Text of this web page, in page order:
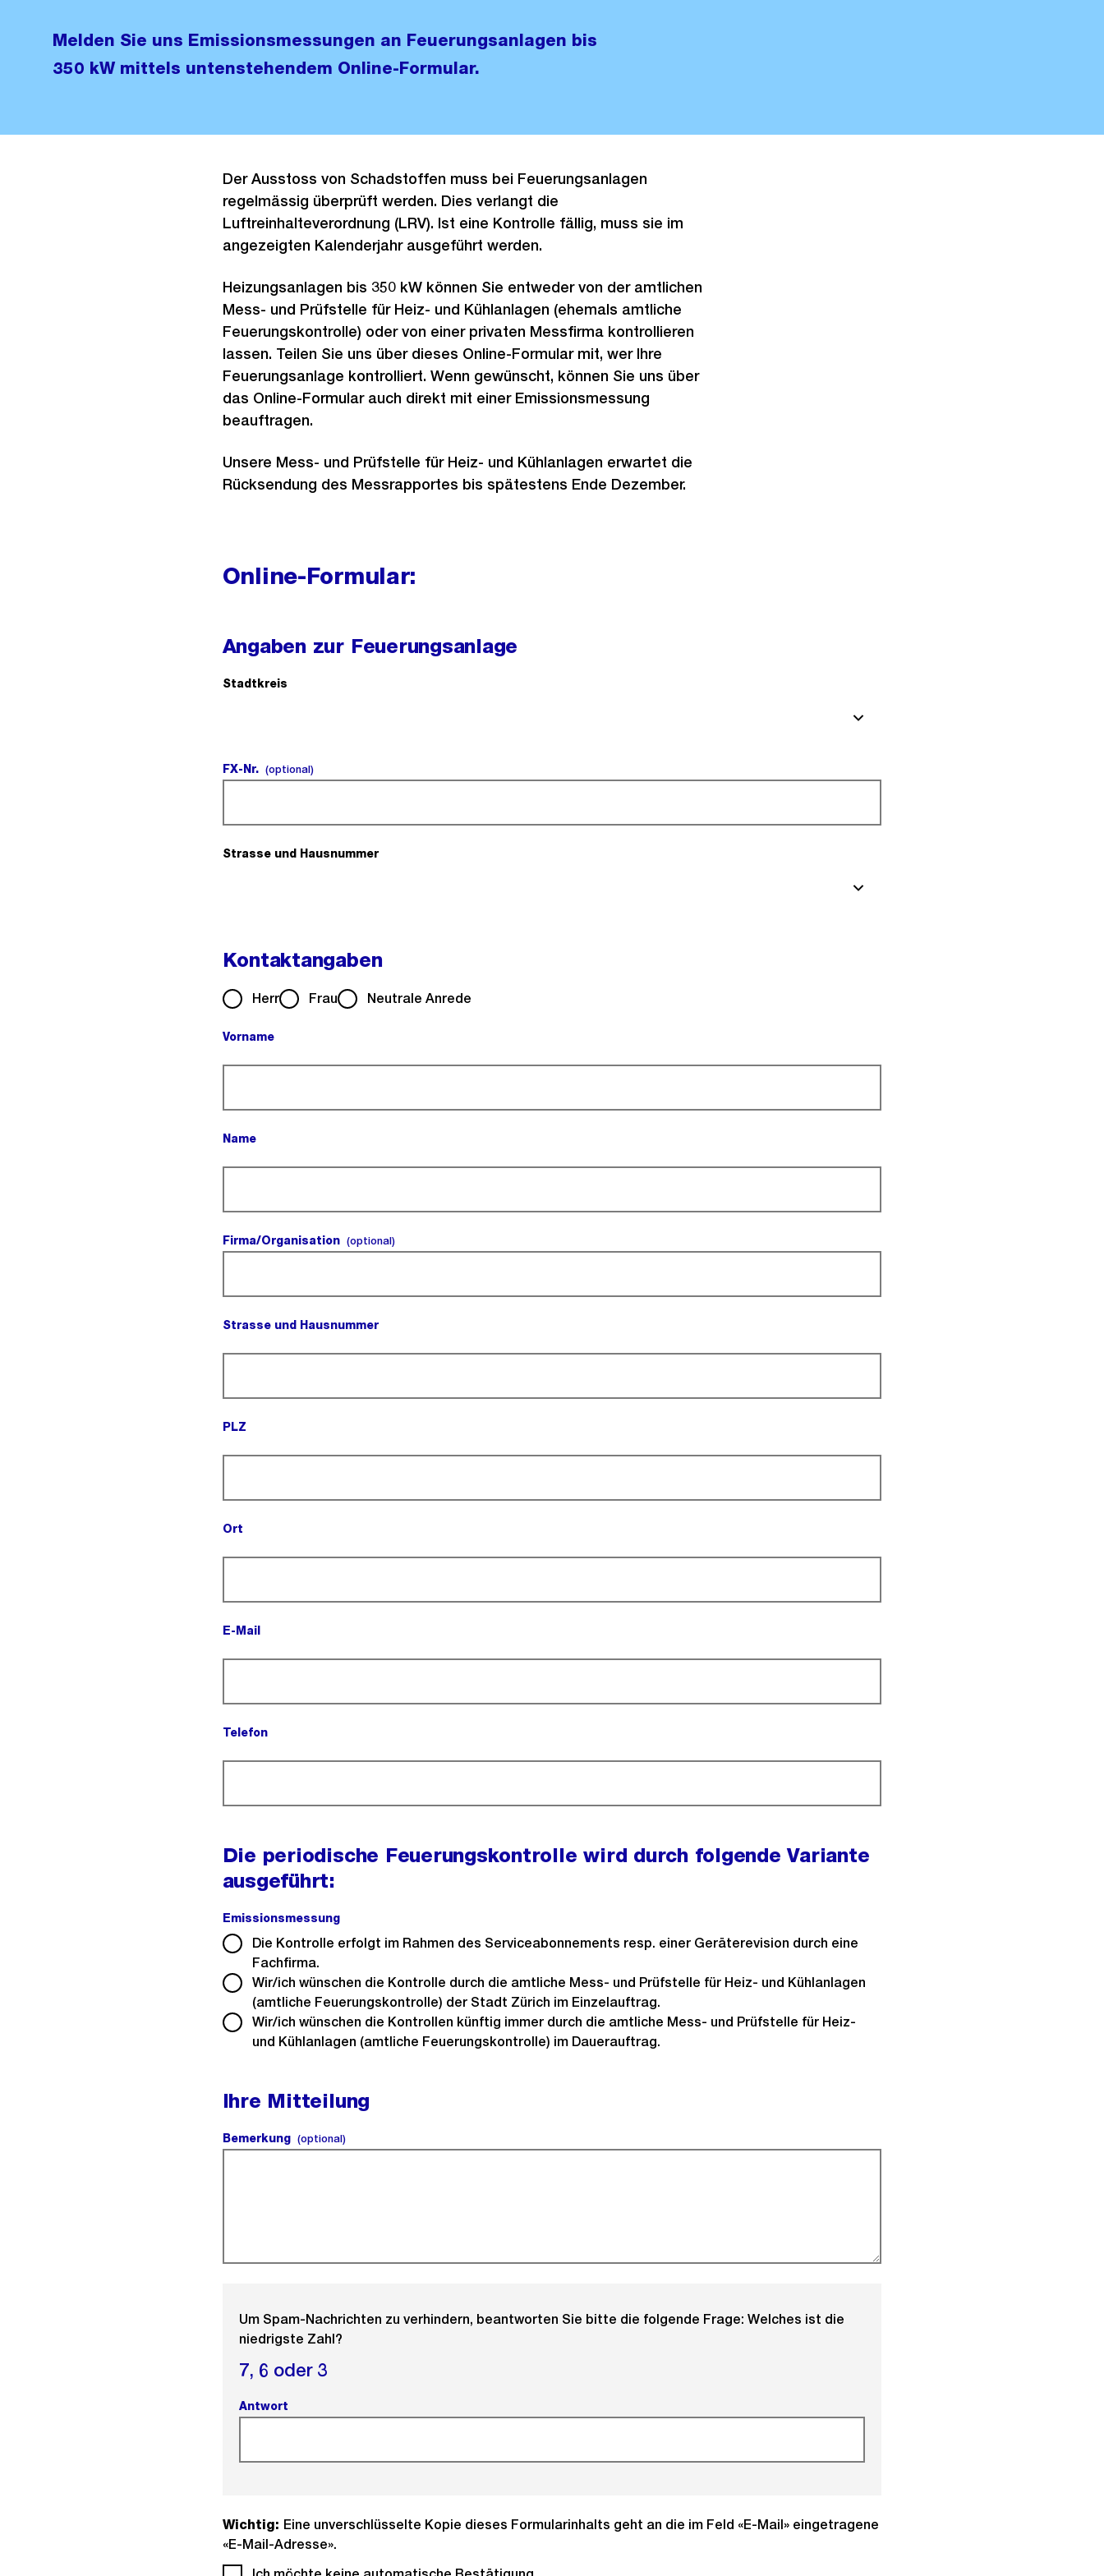
Melden Sie uns Emissionsmessungen an Feuerungsanlagen bis
350 kW mittels untenstehendem Online-Formular.
Der Ausstoss von Schadstoffen muss bei Feuerungsanlagen
regelmässig überprüft werden. Dies verlangt die
Luftreinhalteverordnung (LRV). Ist eine Kontrolle fällig, muss sie im
angezeigten Kalenderjahr ausgeführt werden.
Heizungsanlagen bis 350 kW können Sie entweder von der amtlichen
Mess- und Prüfstelle für Heiz- und Kühlanlagen (ehemals amtliche
Feuerungskontrolle) oder von einer privaten Messfirma kontrollieren
lassen. Teilen Sie uns über dieses Online-Formular mit, wer Ihre
Feuerungsanlage kontrolliert. Wenn gewünscht, können Sie uns über
das Online-Formular auch direkt mit einer Emissionsmessung
beauftragen.
Unsere Mess- und Prüfstelle für Heiz- und Kühlanlagen erwartet die
Rücksendung des Messrapportes bis spätestens Ende Dezember.
Online-Formular:
Angaben zur Feuerungsanlage
Stadtkreis
FX-Nr. (optional)
Strasse und Hausnummer
Kontaktangaben
Herr Frau Neutrale Anrede
Vorname
Name
Firma/Organisation (optional)
Strasse und Hausnummer
PLZ
Ort
E-Mail
Telefon
Die periodische Feuerungskontrolle wird durch folgende Variante
ausgeführt:
Emissionsmessung
Die Kontrolle erfolgt im Rahmen des Serviceabonnements resp. einer Geräterevision durch eine
Fachfirma.
Wir/ich wünschen die Kontrolle durch die amtliche Mess- und Prüfstelle für Heiz- und Kühlanlagen
(amtliche Feuerungskontrolle) der Stadt Zürich im Einzelauftrag.
Wir/ich wünschen die Kontrollen künftig immer durch die amtliche Mess- und Prüfstelle für Heiz-
und Kühlanlagen (amtliche Feuerungskontrolle) im Dauerauftrag.
Ihre Mitteilung
Bemerkung (optional)
Um Spam-Nachrichten zu verhindern, beantworten Sie bitte die folgende Frage: Welches ist die
niedrigste Zahl?
7, 6 oder 3
Antwort
Wichtig: Eine unverschlüsselte Kopie dieses Formularinhalts geht an die im Feld «E-Mail» eingetragene
«E-Mail-Adresse».